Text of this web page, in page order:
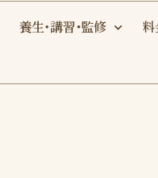
養生・講習・監修